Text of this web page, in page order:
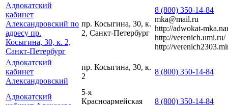
Адвокатский
кабинет
Александровский по
адресу пр.
Косыгина, 30, к. 2,
Санкт-Петербург
пр. Косыгина, 30, к.
2, Санкт-Петербург
8 (800) 350-14-84
mka@mail.ru
http://adwokat-
http://verenich.umi.ru/
http://
Адвокатский
кабинет
Александровский
пр. Косыгина, 30, к.
2
8 (800) 350-14-84
Адвокатский
5-я
Красноармейская
8 (800) 350-14-84